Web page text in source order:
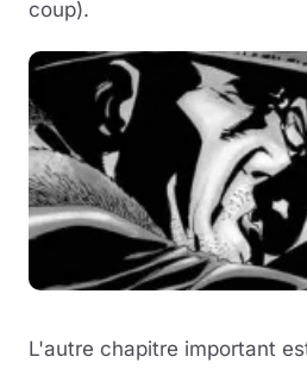
coup).
L'autre chapitre important